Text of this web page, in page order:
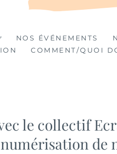
NOS ÉVÉNEMENTS
COMMENT/QUOI
le collectif
de